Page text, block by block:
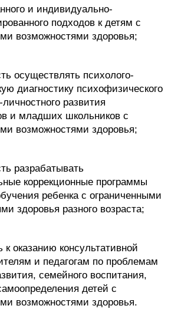
и индивидуально-
подходов к детям с
возможностями здоровья;
осуществлять психолого-
диагностику психофизического
развития
и младших школьников с
возможностями здоровья;
разрабатывать
коррекционные программы
ребенка с ограниченными
здоровья разного возраста;
к оказанию консультативной
и педагогам по проблемам
семейного воспитания,
детей с
возможностями здоровья.